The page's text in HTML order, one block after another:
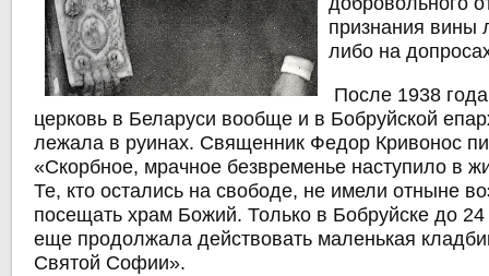
признания вины
либо на
После 1938
церковь в Беларуси вообще и в Бобруйской
лежала в руинах. Священник Федор Кривонос
«Скорбное, мрачное безвременье наступило в
Те, кто остались на свободе, не имели отныне
посещать храм Божий. Только в Бобруйске до
еще продолжала действовать маленькая
Святой Софии».